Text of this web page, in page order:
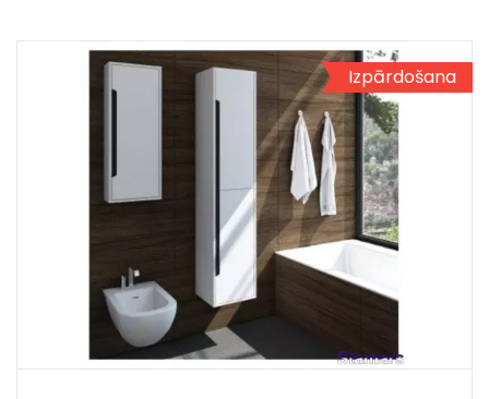
Izpārdošana